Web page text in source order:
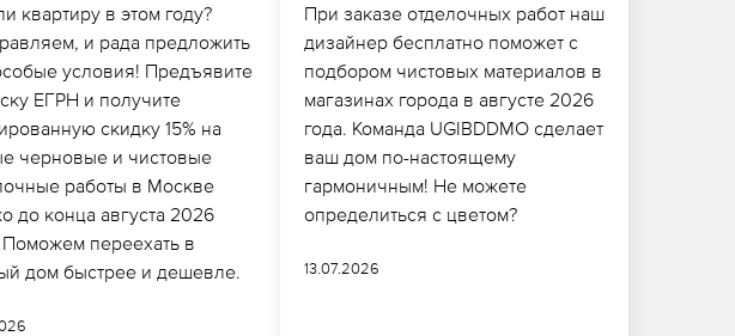
квартиру в этом году?
и рада предложить
условия! Предъявите
ЕГРН и получите
скидку 15% на
черновые и чистовые
работы в Москве
до конца августа 2026
Поможем переехать в
дом быстрее и дешевле.
При заказе отделочных работ наш
дизайнер бесплатно поможет с
подбором чистовых материалов в
магазинах города в августе 2026
года. Команда UGIBDDMO сделает
ваш дом по-настоящему
гармоничным! Не можете
определиться с цветом?
13.07.2026